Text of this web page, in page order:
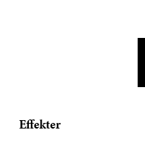
Effekter